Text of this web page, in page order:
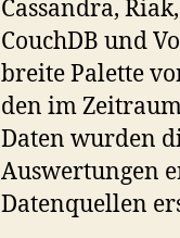
Cassandra,
CouchDB und
breite Palette
den im
Daten wurden
Auswertungen
Datenquellen